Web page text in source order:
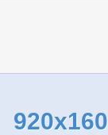
920x160